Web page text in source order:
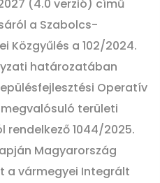
(4.0 verzió) című
a Szabolcs-
Közgyűlés a 102/2024.
határozatában
Operatív
területi
1044/2025.
Magyarország
a vármegyei Integrált